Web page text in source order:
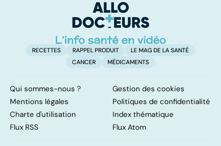
RECETTES RAPPEL PRODUIT
LE MAG DE LA SANTÉ
CANCER
MÉDICAMENTS
Qui sommes-nous ?
Gestion des cookies
Mentions légales
Politiques de confidentialité
Charte d'utilisation
Index thématique
Flux RSS
Flux Atom